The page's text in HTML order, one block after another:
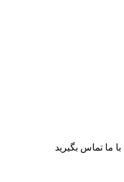
ما تماس بگیرید